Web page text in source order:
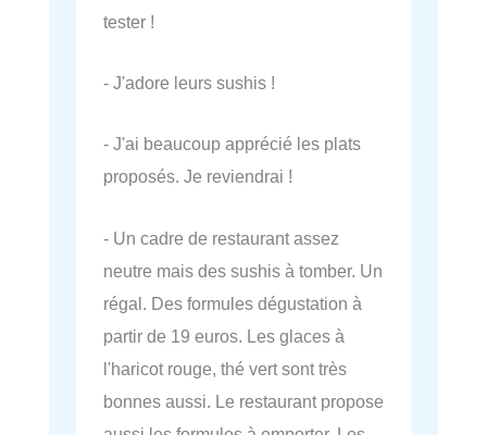
tester !
- J'adore leurs sushis !
- J'ai beaucoup apprécié les plats
proposés. Je reviendrai !
- Un cadre de restaurant assez
neutre mais des sushis à tomber. Un
régal. Des formules dégustation à
partir de 19 euros. Les glaces à
l'haricot rouge, thé vert sont très
bonnes aussi. Le restaurant propose